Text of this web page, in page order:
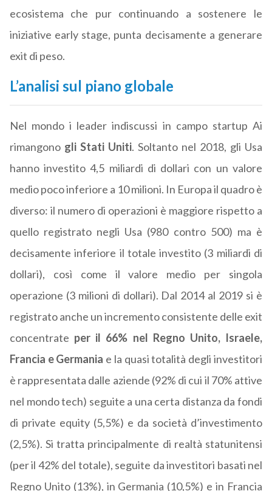
ecosistema che pur continuando a sostenere le
iniziative early stage, punta decisamente a generare
exit di peso.
L’analisi sul piano globale
Nel mondo i leader indiscussi in campo startup Ai
rimangono gli Stati Uniti. Soltanto nel 2018, gli Usa
hanno investito 4,5 miliardi di dollari con un valore
medio poco inferiore a 10 milioni. In Europa il quadro è
diverso: il numero di operazioni è maggiore rispetto a
quello registrato negli Usa (980 contro 500) ma è
decisamente inferiore il totale investito (3 miliardi di
dollari), così come il valore medio per singola
operazione (3 milioni di dollari). Dal 2014 al 2019 si è
registrato anche un incremento consistente delle exit
concentrate per il 66% nel Regno Unito, Israele,
Francia e Germania e la quasi totalità degli investitori
è rappresentata dalle aziende (92% di cui il 70% attive
nel mondo tech) seguite a una certa distanza da fondi
di private equity (5,5%) e da società d’investimento
(2,5%). Si tratta principalmente di realtà statunitensi
(per il 42% del totale), seguite da investitori basati nel
Regno Unito (13%), in Germania (10,5%) e in Francia